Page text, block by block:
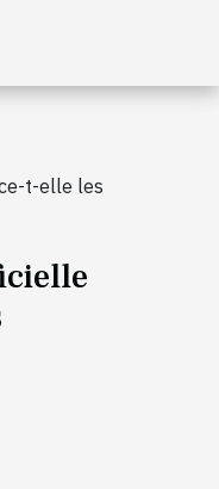
t-elle les